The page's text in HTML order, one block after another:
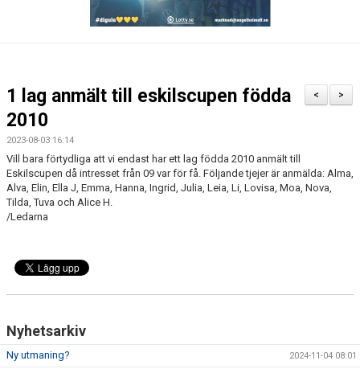
DOKUMENT
BILDGALLERI
KONTAKT
PLANSKISS FRIDHEMSPARKEN
>
<
1 lag anmält till eskilscupen födda
2010
2023-08-03 16:14
Vill bara förtydliga att vi endast har ett lag födda 2010 anmält till
Eskilscupen då intresset från 09 var för få. Följande tjejer är anmälda: Alma,
Alva, Elin, Ella J, Emma, Hanna, Ingrid, Julia, Leia, Li, Lovisa, Moa, Nova,
Tilda, Tuva och Alice H.
/Ledarna
Nyhetsarkiv
Ny utmaning? 2024-11-04 08:01